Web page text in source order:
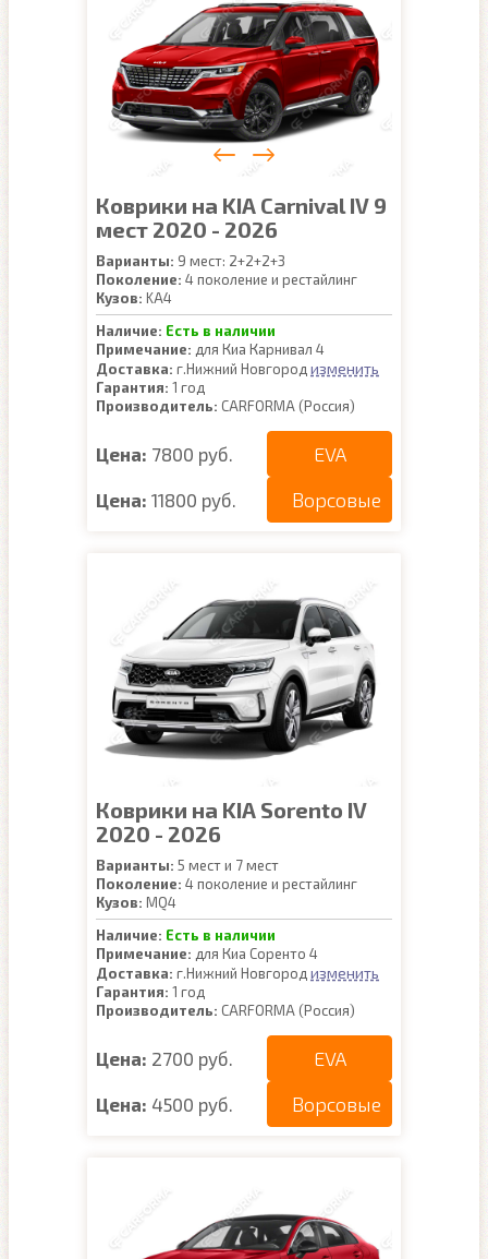
Коврики на KIA Carnival IV 9
мест 2020 - 2026
Варианты: 9 мест: 2+2+2+3
Поколение: 4 поколение и рестайлинг
Кузов: KA4
Наличие: Есть в наличии
Примечание: для Киа Карнивал 4
Доставка: г.Нижний Новгород изменить
Гарантия: 1 год
Производитель: CARFORMA (Россия)
Цена: 7800 руб. EVA
Цена: 11800 руб. Ворсовые
Коврики на KIA Sorento IV
2020 - 2026
Варианты: 5 мест и 7 мест
Поколение: 4 поколение и рестайлинг
Кузов: MQ4
Наличие: Есть в наличии
Примечание: для Киа Соренто 4
Доставка: г.Нижний Новгород изменить
Гарантия: 1 год
Производитель: CARFORMA (Россия)
Цена: 2700 руб. EVA
Цена: 4500 руб. Ворсовые